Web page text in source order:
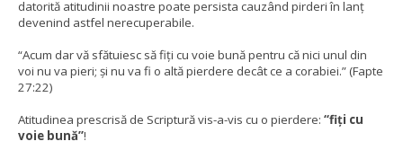
datorită atitudinii noastre poate persista cauzând pirderi în lanț
devenind astfel nerecuperabile.
“Acum dar vă sfătuiesc să fiți cu voie bună pentru că nici unul din
voi nu va pieri; și nu va fi o altă pierdere decât ce a corabiei.” (Fapte
27:22)
Atitudinea prescrisă de Scriptură vis-a-vis cu o pierdere: “fiți cu
voie bună”!